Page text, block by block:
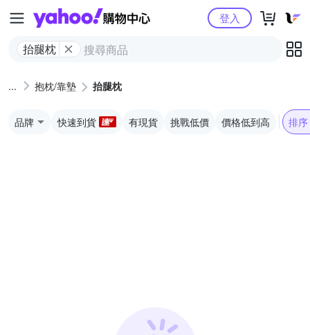
Yahoo購物中心
抬腿枕
登入
抱枕/靠墊 抬腿枕
品牌 快速到貨 有現貨 挑戰低價 價格低到高 排序